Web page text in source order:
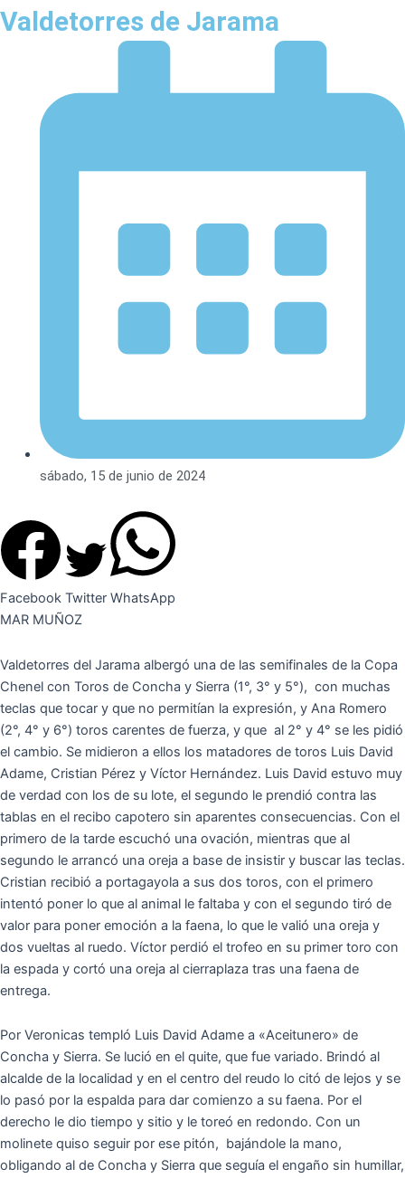
Valdetorres de Jarama
sábado, 15 de junio de 2024
Facebook Twitter WhatsApp
MAR MUÑOZ
Valdetorres del Jarama albergó una de las semifinales de la Copa
Chenel con Toros de Concha y Sierra (1°, 3° y 5°), con muchas
teclas que tocar y que no permitían la expresión, y Ana Romero
(2°, 4° y 6°) toros carentes de fuerza, y que al 2° y 4° se les pidió
el cambio. Se midieron a ellos los matadores de toros Luis David
Adame, Cristian Pérez y Víctor Hernández. Luis David estuvo muy
de verdad con los de su lote, el segundo le prendió contra las
tablas en el recibo capotero sin aparentes consecuencias. Con el
primero de la tarde escuchó una ovación, mientras que al
segundo le arrancó una oreja a base de insistir y buscar las teclas.
Cristian recibió a portagayola a sus dos toros, con el primero
intentó poner lo que al animal le faltaba y con el segundo tiró de
valor para poner emoción a la faena, lo que le valió una oreja y
dos vueltas al ruedo. Víctor perdió el trofeo en su primer toro con
la espada y cortó una oreja al cierraplaza tras una faena de
entrega.
Por Veronicas templó Luis David Adame a «Aceitunero» de
Concha y Sierra. Se lució en el quite, que fue variado. Brindó al
alcalde de la localidad y en el centro del reudo lo citó de lejos y se
lo pasó por la espalda para dar comienzo a su faena. Por el
derecho le dio tiempo y sitio y le toreó en redondo. Con un
molinete quiso seguir por ese pitón, bajándole la mano,
obligando al de Concha y Sierra que seguía el engaño sin humillar,